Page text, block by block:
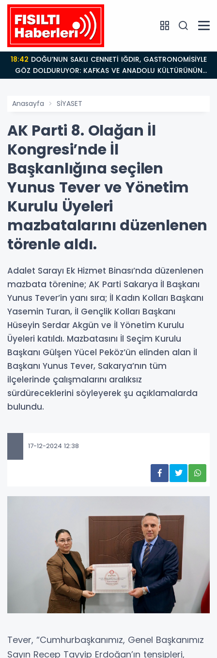
18:42
GÖZ DOLDURUYOR: KAFKAS VE ANADOLU KÜLTÜRÜNÜN
BULUŞMA NOKTASI
Anasayfa SİYASET
AK Parti 8. Olağan İl
Kongresi’nde İl
Başkanlığına seçilen
Yunus Tever ve Yönetim
Kurulu Üyeleri
mazbatalarını düzenlenen
törenle aldı.
Adalet Sarayı Ek Hizmet Binası’nda düzenlenen
mazbata törenine; AK Parti Sakarya İl Başkanı
Yunus Tever’in yanı sıra; İl Kadın Kolları Başkanı
Yasemin Turan, İl Gençlik Kolları Başkanı
Hüseyin Serdar Akgün ve İl Yönetim Kurulu
Üyeleri katıldı. Mazbatasını İl Seçim Kurulu
Başkanı Gülşen Yücel Peköz’ün elinden alan İl
Başkanı Yunus Tever, Sakarya’nın tüm
ilçelerinde çalışmalarını aralıksız
sürdüreceklerini söyleyerek şu açıklamalarda
bulundu.
17-12-2024 12:38
Tever, “Cumhurbaşkanımız, Genel Başkanımız
Sayın Recep Tayyip Erdoğan’ın tensipleri,